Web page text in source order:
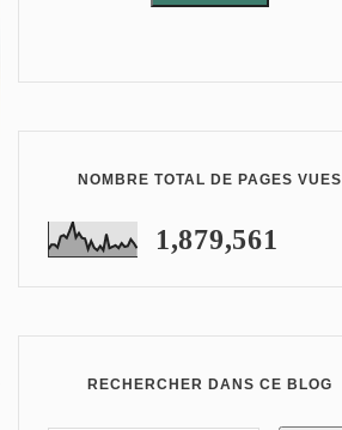
NOMBRE TOTAL DE PAGES VUES
1,879,561
RECHERCHER DANS CE BLOG